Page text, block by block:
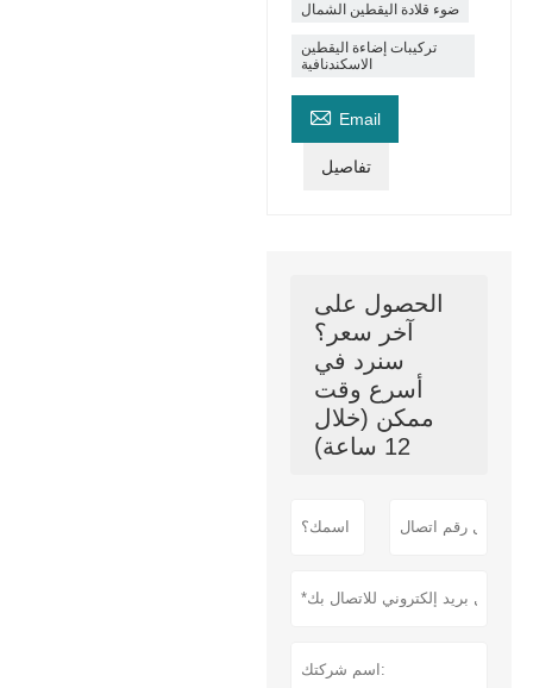
ضوء قلادة اليقطين الشمال
تركيبات إضاءة اليقطين
الاسكندنافية
 Email
تفاصيل
الحصول على
آخر سعر؟
سنرد في
أسرع وقت
ممكن (خلال
12 ساعة)